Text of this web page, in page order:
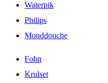
Waterpik
Philips
Monddouche
Fohn
Krulset